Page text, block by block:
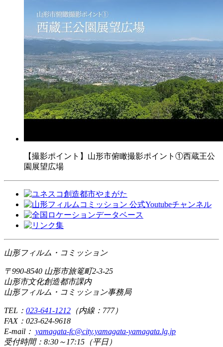
【撮影ポイント】山形市俯瞰撮影ポイント①西蔵王公
園展望広場
山形フィルム・コミッション
〒990-8540 山形市旅篭町2-3-25
山形市文化創造都市課内
山形フィルム・コミッション事務局
TEL： 023-641-1212 （内線：777）
FAX： 023-624-9618
E-mail： yamagata-fc@city.yamagata-yamagata.lg.jp
受付時間：8:30～17:15（平日）